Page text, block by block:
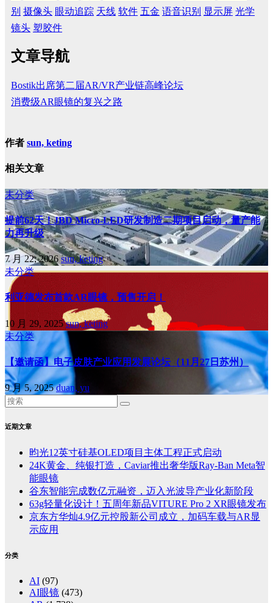
别 摄像头 眼动追踪 天线 软件 五金 语音识别 显示屏 光学
镜头 塑胶件
文章导航
Bostik出席第二届AR/VR产业链高峰论坛
消费级AR眼镜的复兴之路
作者 sun, keting
相关文章
未分类
提前62天！JBD Micro-LED研发制造二期项目启动，量产能
力再升级
7 月 22, 2026 sun, keting
未分类
利亚德发布首款AR眼镜，预售开启！
10 月 29, 2025sun, keting
未分类
【邀请函】电子皮肤产业应用发展论坛（11月27日苏州）
9 月 5, 2025duan, yu
近期文章
昀光12英寸硅基OLED项目主体工程正式启动
24K黄金、纯银打造，Caviar推出奢华版Ray-Ban Meta智
能眼镜
谷东智能完成数亿元融资，迈入光波导产业化新阶段
63g轻量化设计！五周年新品VITURE Pro 2 XR眼镜发布
京东方华灿4.9亿元控股新公司成立，加码车载与AR显
示应用
分类
AI (97)
AI眼镜 (473)